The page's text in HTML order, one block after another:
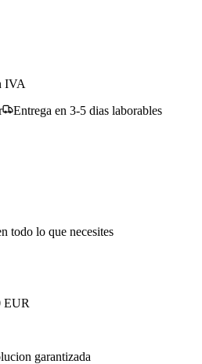
IVA
Entrega en 3-5 dias laborables
todo lo que necesites
EUR
garantizada